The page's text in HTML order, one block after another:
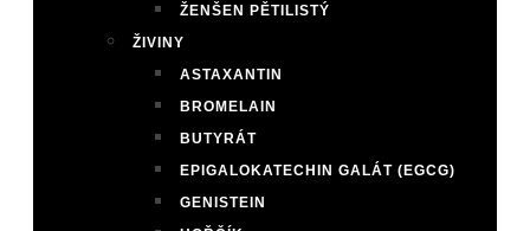
ŽENŠEN PĚTILISTÝ
ŽIVINY
ASTAXANTIN
BROMELAIN
BUTYRÁT
EPIGALOKATECHIN GALÁT (EGCG)
GENISTEIN